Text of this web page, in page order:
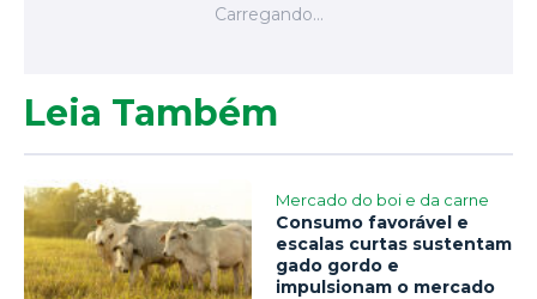
Leia Também
Mercado do boi e da carne
Consumo favorável e
escalas curtas sustentam
gado gordo e
impulsionam o mercado